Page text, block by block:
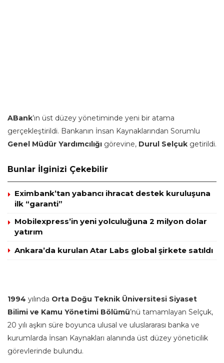
ABank’ın üst düzey yönetiminde yeni bir atama
gerçekleştirildi. Bankanın İnsan Kaynaklarından Sorumlu
Genel Müdür Yardımcılığı görevine, Durul Selçuk getirildi.
Bunlar İlginizi Çekebilir
Eximbank’tan yabancı ihracat destek kuruluşuna
ilk “garanti”
Mobilexpress’in yeni yolculuğuna 2 milyon dolar
yatırım
Ankara’da kurulan Atar Labs global şirkete satıldı
1994 yılında Orta Doğu Teknik Üniversitesi Siyaset
Bilimi ve Kamu Yönetimi Bölümü’nü tamamlayan Selçuk,
20 yılı aşkın süre boyunca ulusal ve uluslararası banka ve
kurumlarda İnsan Kaynakları alanında üst düzey yöneticilik
görevlerinde bulundu.